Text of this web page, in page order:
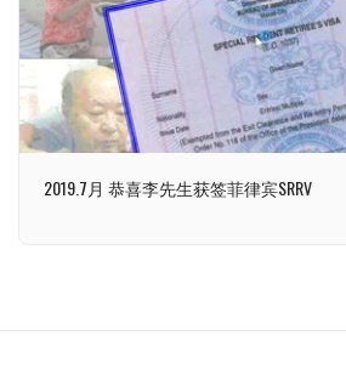
2019.7月 恭喜李先生获签菲律宾SRRV